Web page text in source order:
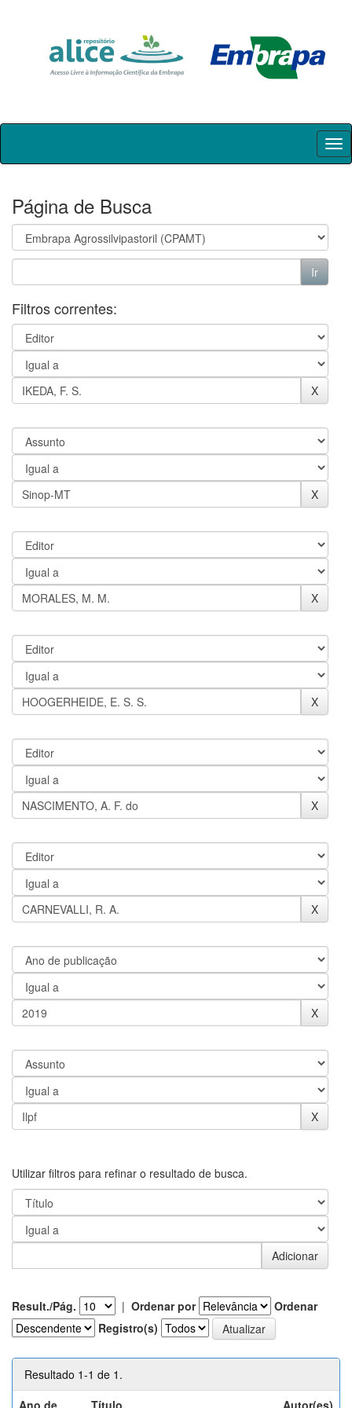
Skip
Página de Busca
Filtros correntes:
Utilizar filtros para refinar o resultado de busca.
Result./Pág. | Ordenar por
Ordenar
Registro(s)
Resultado 1-1 de 1.
Ano de
Título Autor(es)